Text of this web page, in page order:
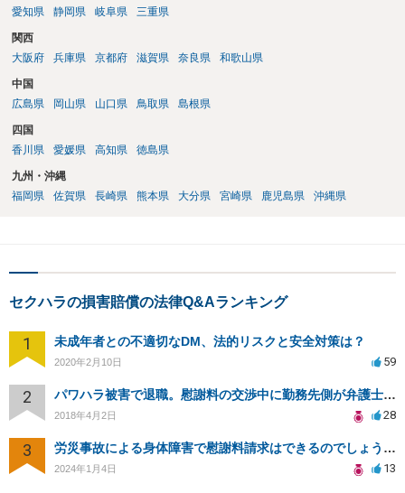
愛知県
静岡県 岐阜県 三重県
関西
大阪府
兵庫県 京都府 滋賀県 奈良県 和歌山県
中国
広島県
岡山県 山口県 鳥取県 島根県
四国
香川県
愛媛県 高知県 徳島県
九州・沖縄
福岡県
佐賀県 長崎県 熊本県 大分県 宮崎県 鹿児島県 沖縄県
セクハラの損害賠償の法律Q&Aランキング
1 未成年者との不適切なDM、法的リスクと安全対策は？
2020年2月10日 59
2 パワハラ被害で退職。慰謝料の交渉中に勤務先側が弁護士を立ててきました
2018年4月2日 28
3 労災事故による身体障害で慰謝料請求はできるのでしょうか？
2024年1月4日 13